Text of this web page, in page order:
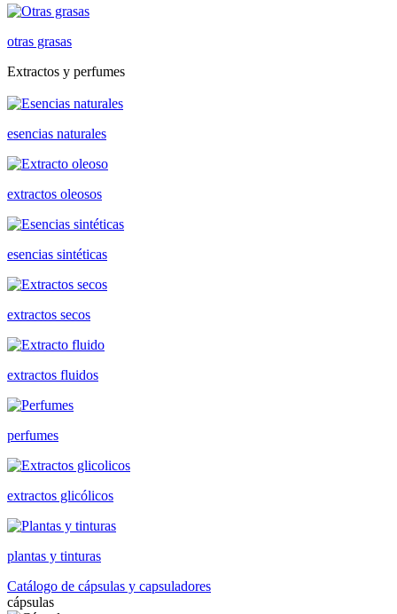
otras grasas
Extractos y perfumes
esencias naturales
extractos oleosos
esencias sintéticas
extractos secos
extractos fluidos
perfumes
extractos glicólicos
plantas y tinturas
Catálogo de cápsulas y capsuladores
cápsulas